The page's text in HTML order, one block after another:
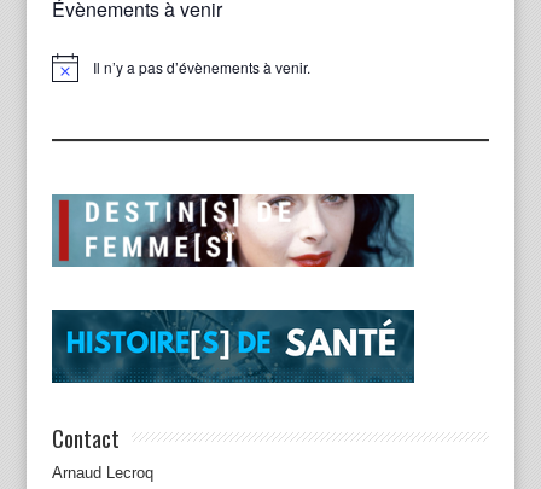
Évènements à venir
Notice Il n’y a pas d’évènements à venir.
Contact
Arnaud Lecroq